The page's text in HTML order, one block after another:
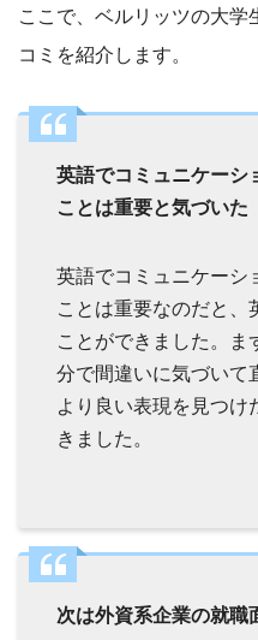
ここで、ベルリッツの大
コミを紹介します。
英語でコミュニケーシ
ことは重要と気づいた
英語でコミュニケーシ
ことは重要なのだと、
ことができました。ま
分で間違いに気づいて
より良い表現を見つ
きました。
次は外資系企業の就職